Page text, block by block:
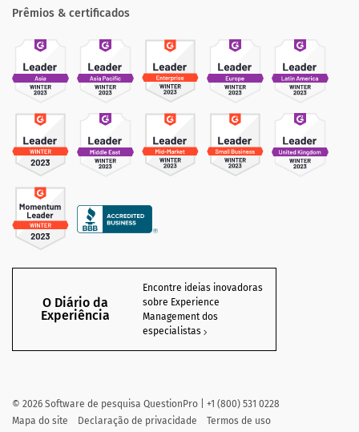
Prêmios & certificados
O Diário da
Experiência
Encontre ideias inovadoras
sobre Experience
Management dos
especialistas
© 2026 Software de pesquisa QuestionPro | +1 (800) 531 0228
Mapa do site
Declaração de privacidade Termos de uso